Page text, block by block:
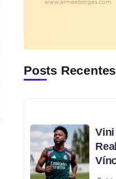
Posts Recentes
Vini